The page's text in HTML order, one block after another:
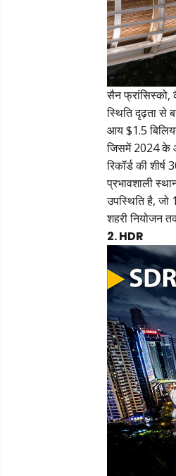
सैन फ्रांसिस्को,
स्थिति दृढ़ता से
आय $1.5
जिसमें 2024 के
रिकॉर्ड की
प्रभावशाली
उपस्थिति है,
शहरी नियोजन
2. HDR